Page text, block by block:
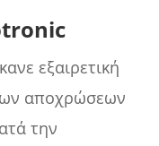
εξαιρετική
αποχρώσεων
την